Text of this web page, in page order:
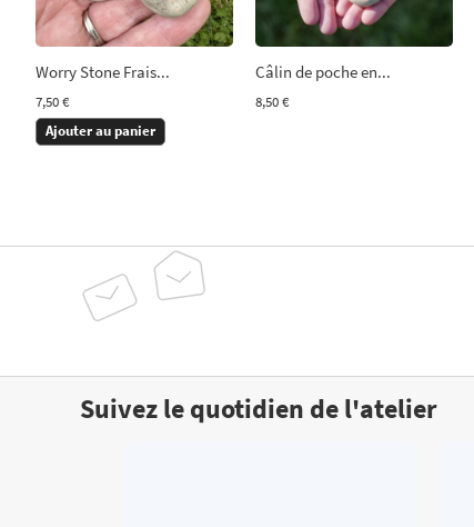
Worry Stone Frais...
7,50 €
Ajouter au panier
Câlin de poche en...
8,50 €
Suivez le quotidien de l'atelier